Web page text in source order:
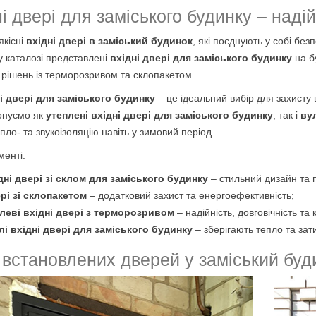
двері для заміського будинку –
вхідні двері в заміський будинок , які поєднують у собі
представлені вхідні двері для заміського будинку на
із терморозривом та склопакетом.
двері для заміського будинку – це ідеальний вибір для
як утеплені вхідні двері для заміського будинку , так і
та звукоізоляцію навіть у зимовий період.
двері зі склом для заміського будинку – стильний дизайн та
зі склопакетом – додатковий захист та енергоефективність;
вхідні двері з терморозривом – надійність, довговічність
вхідні двері для заміського будинку – зберігають тепло та
дверей у заміський